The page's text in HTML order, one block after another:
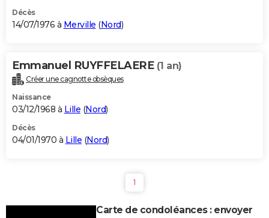
Décès
14/07/1976 à Merville (Nord)
Emmanuel RUYFFELAERE (1 an)
Créer une cagnotte obsèques
Naissance
03/12/1968 à Lille (Nord)
Décès
04/01/1970 à Lille (Nord)
1
Carte de condoléances : envoyer